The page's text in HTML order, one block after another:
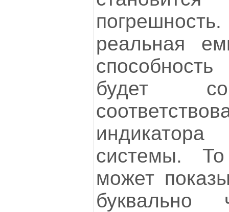
реальная
будет
системы.
может
буквально